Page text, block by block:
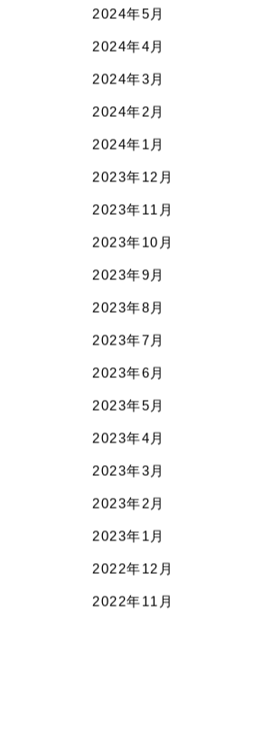
2024年8月
2024年7月
2024年6月
2024年5月
2024年4月
2024年3月
2024年2月
2024年1月
2023年12月
2023年11月
2023年10月
2023年9月
2023年8月
2023年7月
2023年6月
2023年5月
2023年4月
2023年3月
2023年2月